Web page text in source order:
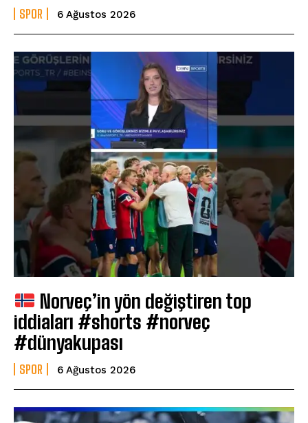
SPOR 6 Ağustos 2026
Norveç’in yön değiştiren top
iddiaları #shorts #norveç
#dünyakupası
SPOR 6 Ağustos 2026